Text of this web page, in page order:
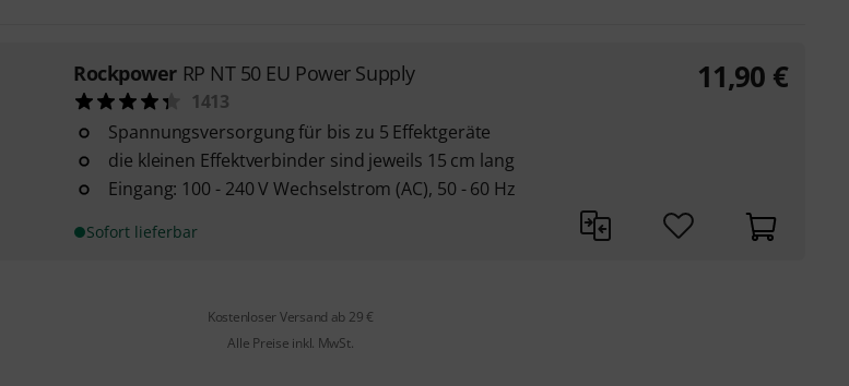
Rockpower RP NT 50 EU Power Supply
1413
Spannungsversorgung für bis zu 5 Effektgeräte
die kleinen Effektverbinder sind jeweils 15 cm lang
Eingang: 100 - 240 V Wechselstrom (AC), 50 - 60 Hz
Sofort lieferbar
11,90 €
Kostenloser Versand ab 29 €
Alle Preise inkl. MwSt.